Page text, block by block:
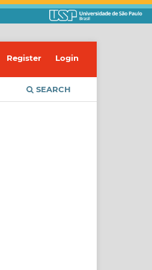
SEARCH
Register Login